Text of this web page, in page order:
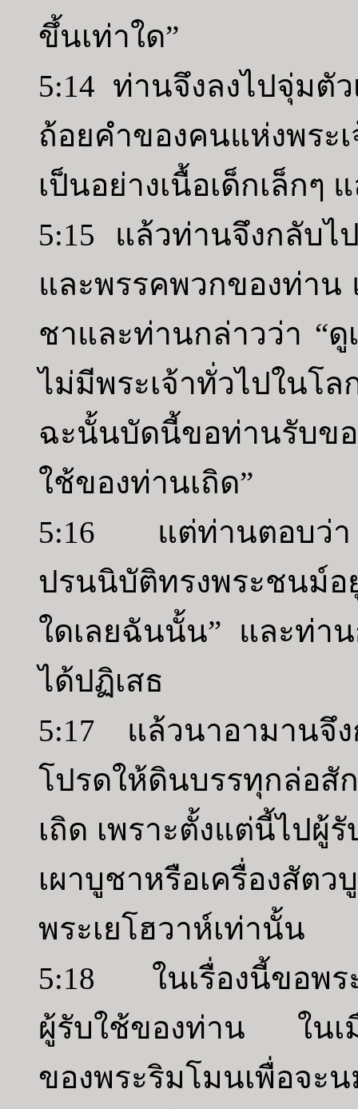
ขึ้นเท่าใด”
5:14 ท่านจึงลงไปจุ่มตั
ถ้อยคำของคนแห่งพระ
เป็นอย่างเนื้อเด็กเล็กๆ
5:15 แล้วท่านจึงกลับไ
และพรรคพวกของท่าน
ชาและท่านกล่าวว่า “
ไม่มีพระเจ้าทั่วไปในโล
ฉะนั้นบัดนี้ขอท่านรับข
ใช้ของท่านเถิด”
5:16 แต่ท่านตอบว่า
ปรนนิบัติทรงพระชนม์อ
ใดเลยฉันนั้น” และท่า
ได้ปฏิเสธ
5:17 แล้วนาอามานจึ
โปรดให้ดินบรรทุกล่อสั
เถิด เพราะตั้งแต่นี้ไปผู้
เผาบูชาหรือเครื่องสัต
พระเยโฮวาห์เท่านั้น
5:18 ในเรื่องนี้ขอพร
ผู้รับใช้ของท่าน ในเมื่
ของพระริมโมนเพื่อจ